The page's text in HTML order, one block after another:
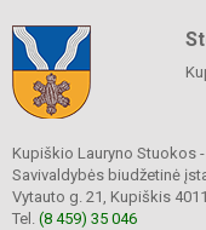
Kupiškio Lauryno Stuokos
Savivaldybės biudžetinė
Vytauto g. 21, Kupiškis
Tel. (8 459) 35 046